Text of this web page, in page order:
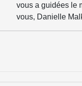
vous a guidées le
vous, Danielle